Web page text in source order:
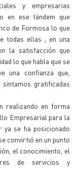
y empresarias
en ese tándem que
de Formosa lo que
todas ellas , en una
la satisfacción que
lo que habla que se
una confianza que,
gratificadas
realizando en forma
Empresarial para la
ya se ha posicionado
convirtió en un punto
el conocimiento, el
de servicios y